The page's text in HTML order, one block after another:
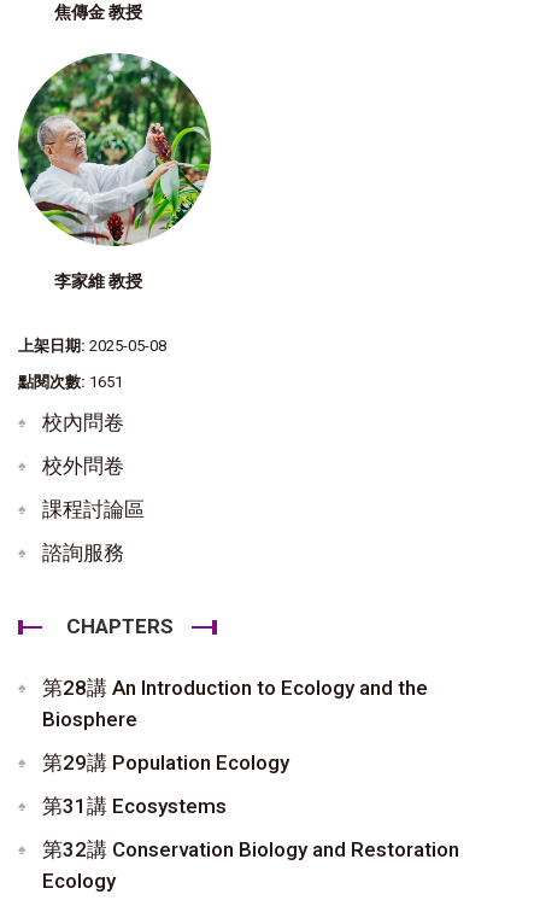
焦傳金 教授
李家維 教授
上架日期: 2025-05-08
點閱次數: 1651
校內問卷
校外問卷
課程討論區
諮詢服務
CHAPTERS
第28講 An Introduction to Ecology and the
Biosphere
第29講 Population Ecology
第31講 Ecosystems
第32講 Conservation Biology and Restoration
Ecology